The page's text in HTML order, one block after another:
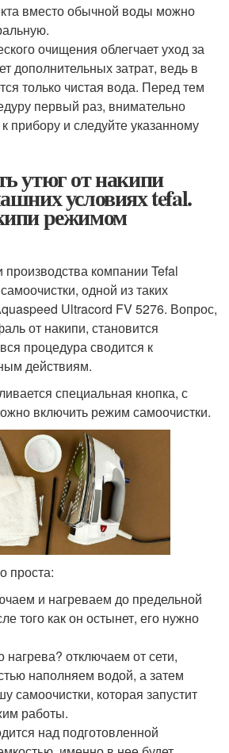
вместо обычной воды можно
очищения облегчает уход за
дополнительных затрат, ведь в
только чистая вода. Перед тем
первый раз, внимательно
прибору и следуйте указанному
утюг от накипи
условиях tefal.
режимом
компании Tefal
одной из таких
Ultracord FV 5276. Вопрос,
от накипи, становится
процедура сводится к
действиям.
специальная кнопка, с
включить режим самоочистки.
проста:
и нагреваем до предельной
того как он остынет, его нужно
нагрева? отключаем от сети,
наполняем водой, а затем
самоочистки, которая запустит
работы.
над подготовленной